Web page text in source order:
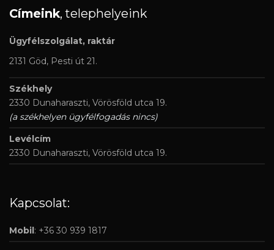
Címeink, telephelyeink
Ügyfélszolgálat, raktár
2131 Göd, Pesti út 21.
Székhely
2330 Dunaharaszti, Vörösföld utca 19.
(a székhelyen ügyfélfogadás nincs)
Levélcím
2330 Dunaharaszti, Vörösföld utca 19.
Kapcsolat:
Mobil: +36 30 939 1817